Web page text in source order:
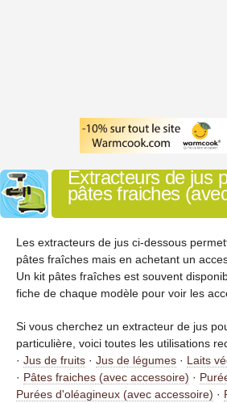
Extracteurs de jus
pâtes fraiches
Les extracteurs de jus ci-dessous
pâtes fraîches mais en achetant un
Un kit pâtes fraîches est souvent
fiche de chaque modèle pour voir les
Si vous cherchez un extracteur de jus
particulière, voici toutes les utilisations
· Jus de fruits · Jus de légumes · Laits
· Pâtes fraiches (avec accessoire) ·
Purées d'oléagineux (avec accessoire) ·